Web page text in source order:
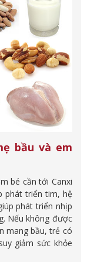
bầu và em
bé cần tới Canxi
phát triển tim, hệ
phát triển nhịp
Nếu không được
mang bầu, trẻ có
giảm sức khỏe